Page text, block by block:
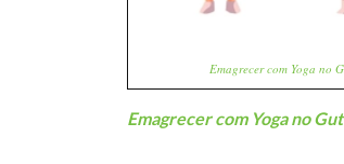
Emagrecer com Yoga no
Emagrecer com Yoga no